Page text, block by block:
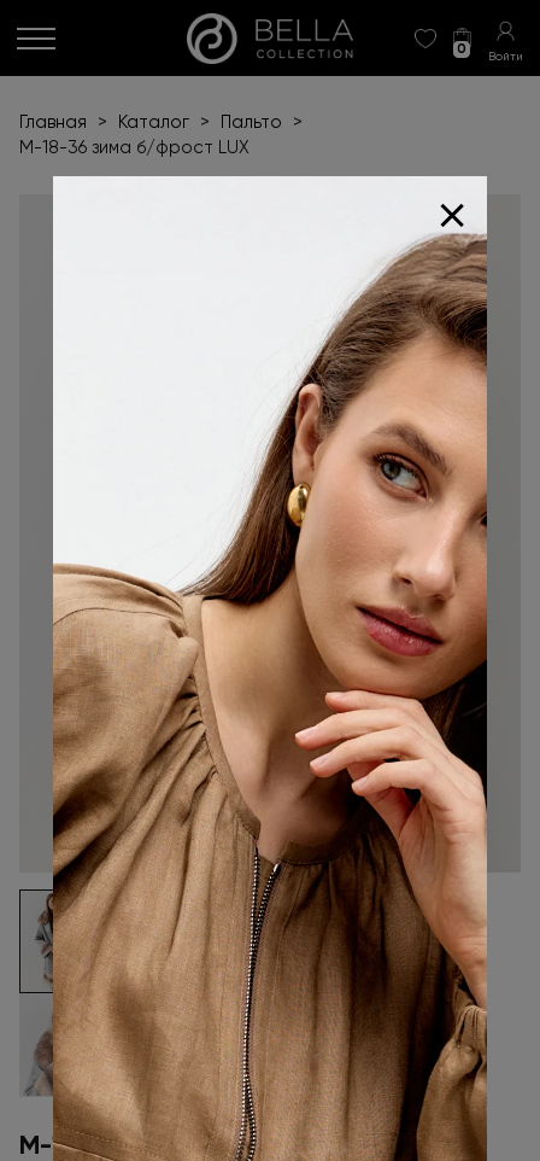
0 Войти
Главная > Каталог > Пальто
>
М-18-36 зима б/фрост LUX
М-18-36 зима б/фрост LUX
+